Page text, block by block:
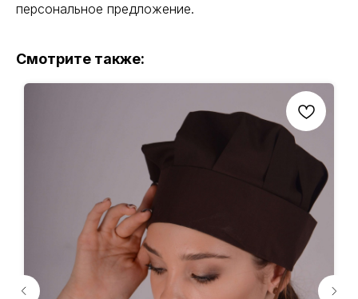
персональное предложение.
Смотрите также: